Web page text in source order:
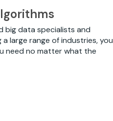
big data specialists and
large range of industries, you
need no matter what the